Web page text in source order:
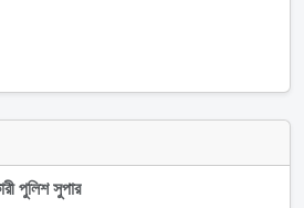
পুলিশ সুপার